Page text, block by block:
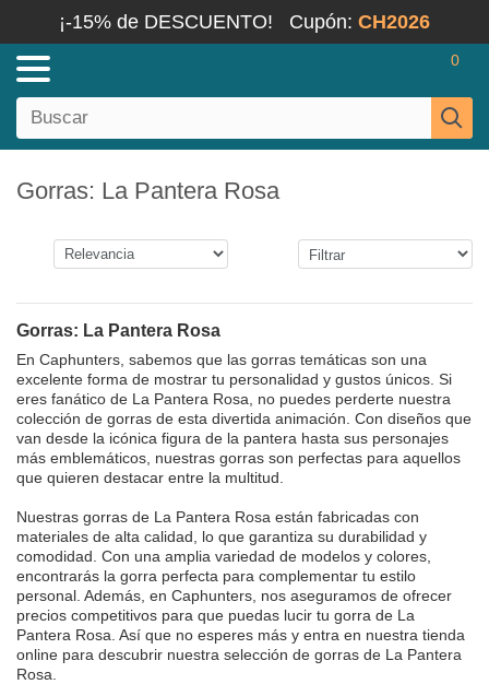
¡-15% de DESCUENTO! Cupón: CH2026
0
Gorras: La Pantera Rosa
Gorras: La Pantera Rosa
En Caphunters, sabemos que las gorras temáticas son una
excelente forma de mostrar tu personalidad y gustos únicos. Si
eres fanático de La Pantera Rosa, no puedes perderte nuestra
colección de gorras de esta divertida animación. Con diseños que
van desde la icónica figura de la pantera hasta sus personajes
más emblemáticos, nuestras gorras son perfectas para aquellos
que quieren destacar entre la multitud.
Nuestras gorras de La Pantera Rosa están fabricadas con
materiales de alta calidad, lo que garantiza su durabilidad y
comodidad. Con una amplia variedad de modelos y colores,
encontrarás la gorra perfecta para complementar tu estilo
personal. Además, en Caphunters, nos aseguramos de ofrecer
precios competitivos para que puedas lucir tu gorra de La
Pantera Rosa. Así que no esperes más y entra en nuestra tienda
online para descubrir nuestra selección de gorras de La Pantera
Rosa.